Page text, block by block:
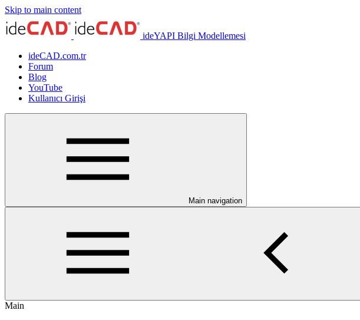
Skip to main content
ideYAPI Bilgi Modellemesi
ideCAD.com.tr
Forum
Blog
YouTube
Kullanıcı Girişi
Main navigation
Main